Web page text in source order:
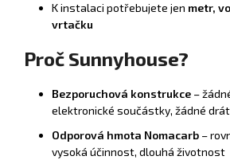
K instalaci potřebujete jen metr,
vrtačku
Proč Sunnyhouse?
Bezporuchová konstrukce –
elektronické součástky, žádné
Odporová hmota Nomacarb –
vysoká účinnost, dlouhá životnost